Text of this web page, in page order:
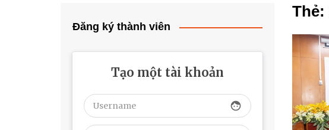
Thẻ:
Đăng ký thành viên
Tạo một tài khoản
face